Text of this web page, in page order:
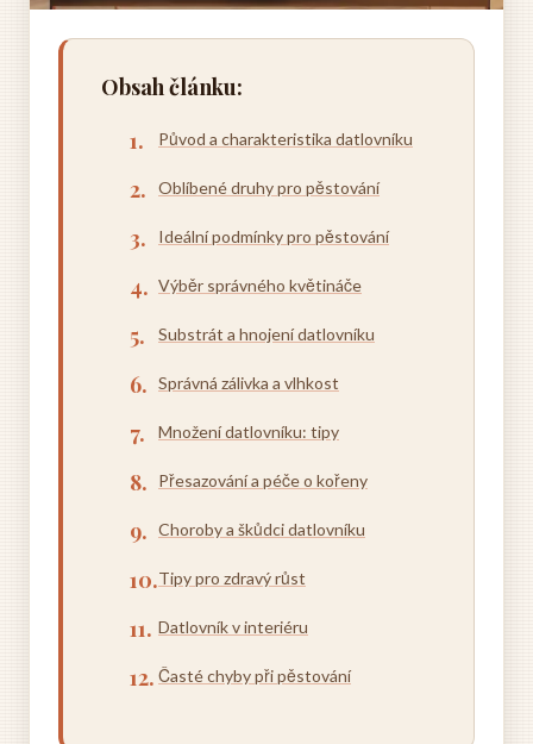
Obsah článku:
Původ a charakteristika datlovníku
Oblíbené druhy pro pěstování
Ideální podmínky pro pěstování
Výběr správného květináče
Substrát a hnojení datlovníku
Správná zálivka a vlhkost
Množení datlovníku: tipy
Přesazování a péče o kořeny
Choroby a škůdci datlovníku
Tipy pro zdravý růst
Datlovník v interiéru
Časté chyby při pěstování